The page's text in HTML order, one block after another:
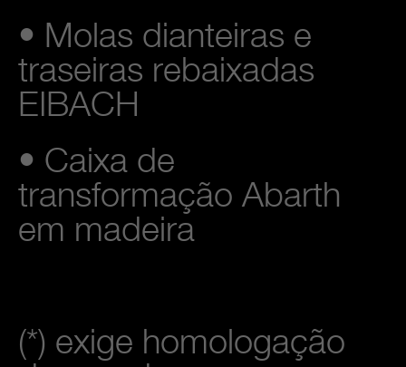
• Molas dianteiras e
traseiras rebaixadas
EIBACH
• Caixa de
transformação Abarth
em madeira
(*) exige homologação